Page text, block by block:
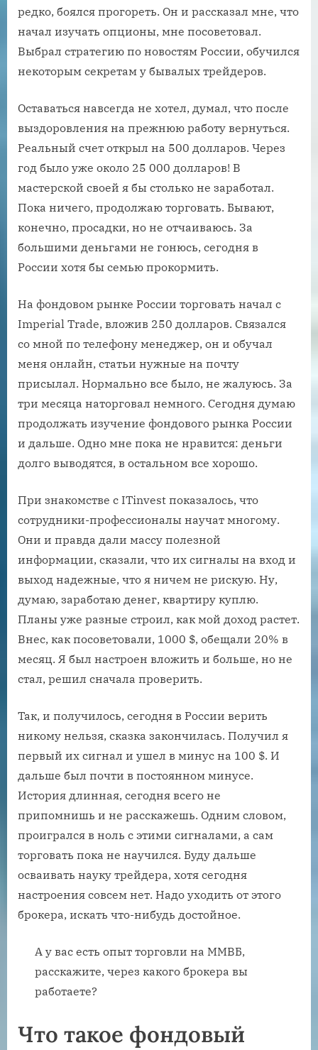
редко, боялся прогореть. Он и рассказал мне, что
начал изучать опционы, мне посоветовал.
Выбрал стратегию по новостям России, обучился
некоторым секретам у бывалых трейдеров.
Оставаться навсегда не хотел, думал, что после
выздоровления на прежнюю работу вернуться.
Реальный счет открыл на 500 долларов. Через
год было уже около 25 000 долларов! В
мастерской своей я бы столько не заработал.
Пока ничего, продолжаю торговать. Бывают,
конечно, просадки, но не отчаиваюсь. За
большими деньгами не гонюсь, сегодня в
России хотя бы семью прокормить.
На фондовом рынке России торговать начал с
Imperial Trade, вложив 250 долларов. Связался
со мной по телефону менеджер, он и обучал
меня онлайн, статьи нужные на почту
присылал. Нормально все было, не жалуюсь. За
три месяца наторговал немного. Сегодня думаю
продолжать изучение фондового рынка России
и дальше. Одно мне пока не нравится: деньги
долго выводятся, в остальном все хорошо.
При знакомстве с ITinvest показалось, что
сотрудники-профессионалы научат многому.
Они и правда дали массу полезной
информации, сказали, что их сигналы на вход и
выход надежные, что я ничем не рискую. Ну,
думаю, заработаю денег, квартиру куплю.
Планы уже разные строил, как мой доход растет.
Внес, как посоветовали, 1000 $, обещали 20% в
месяц. Я был настроен вложить и больше, но не
стал, решил сначала проверить.
Так, и получилось, сегодня в России верить
никому нельзя, сказка закончилась. Получил я
первый их сигнал и ушел в минус на 100 $. И
дальше был почти в постоянном минусе.
История длинная, сегодня всего не
припомнишь и не расскажешь. Одним словом,
проигрался в ноль с этими сигналами, а сам
торговать пока не научился. Буду дальше
осваивать науку трейдера, хотя сегодня
настроения совсем нет. Надо уходить от этого
брокера, искать что-нибудь достойное.
А у вас есть опыт торговли на ММВБ,
расскажите, через какого брокера вы
работаете?
Что такое фондовый